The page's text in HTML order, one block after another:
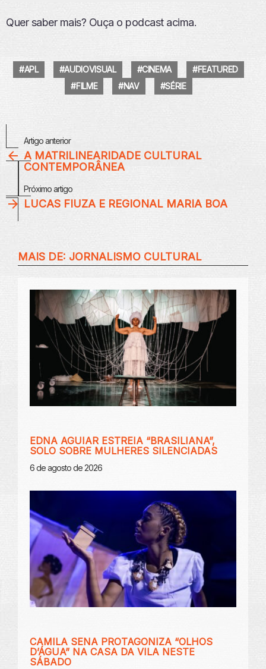
U
R
E
I
O
FEED RSS
RAR
Quer saber mais? Ouça o podcast acima.
APL AUDIOVISUAL CINEMA
FEATURED
FILME
NAV SÉRIE
MaisArtigo anterior
A MATRILINEARIDADE CULTURAL
CONTEMPORÂNEA
Próximo artigo
LUCAS FIUZA E REGIONAL MARIA BOA
MAIS DE: JORNALISMO CULTURAL
EDNA AGUIAR ESTREIA “BRASILIANA”,
SOLO SOBRE MULHERES SILENCIADAS
6 de agosto de 2026
CAMILA SENA PROTAGONIZA “OLHOS
D’ÁGUA” NA CASA DA VILA NESTE
SÁBADO